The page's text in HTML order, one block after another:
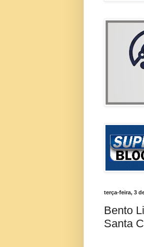
terça-feira, 3
Bento
Santa